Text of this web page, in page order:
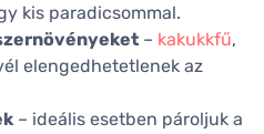
kis paradicsommal.
– kakukkfű,
elengedhetetlenek az
– ideális esetben pároljuk a